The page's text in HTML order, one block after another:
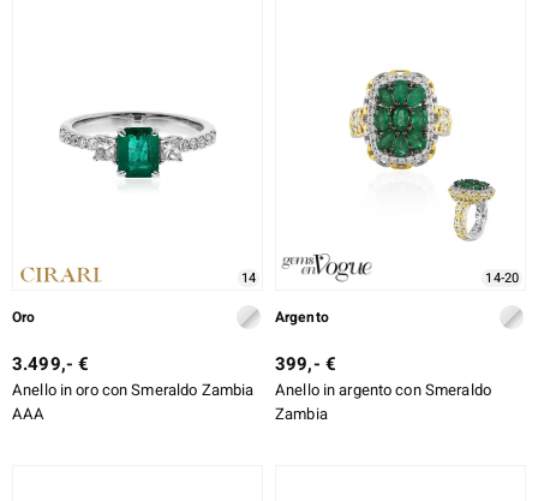
14
Oro
3.499,- €
Anello in oro con Smeraldo Zambia
AAA
14-20
Argento
399,- €
Anello in argento con Smeraldo
Zambia